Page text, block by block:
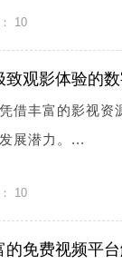
10
观影体验的
借丰富的影视
展潜力。...
10
免费视频平